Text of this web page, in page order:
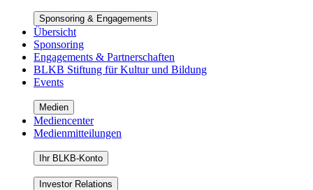
Sponsoring & Engagements
Übersicht
Sponsoring
Engagements & Partnerschaften
BLKB Stiftung für Kultur und Bildung
Events
Medien
Mediencenter
Medienmitteilungen
Ihr BLKB-Konto
Investor Relations